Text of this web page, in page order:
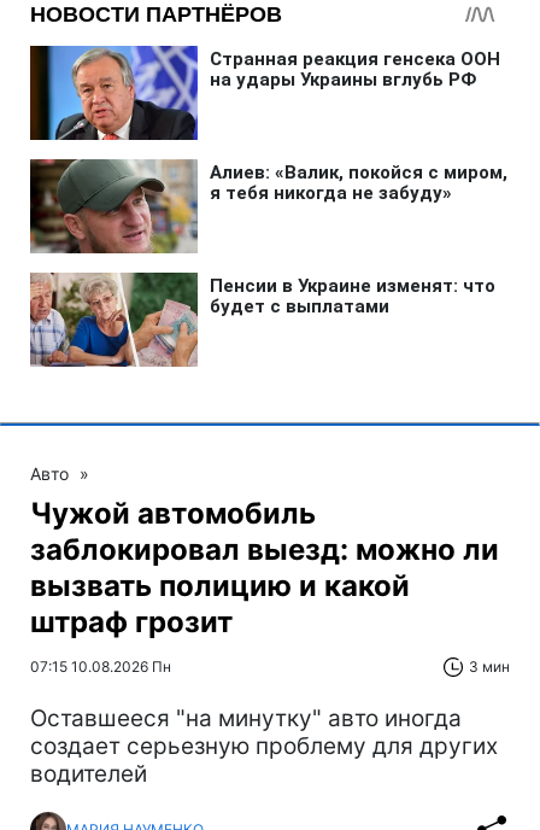
Авто »
Чужой автомобиль
заблокировал выезд: можно ли
вызвать полицию и какой
штраф грозит
07:15 10.08.2026 Пн 3 мин
Оставшееся "на минутку" авто иногда
создает серьезную проблему для других
водителей